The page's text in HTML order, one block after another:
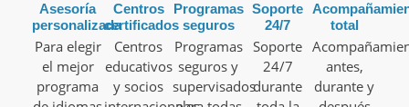
Asesoría
personalizada
Para elegir
el mejor
programa
Centros
certificados
Centros
educativos
y socios
Programas
seguros
Programas
seguros y
supervisados
Soporte
24/7
Soporte
24/7
durante
total
antes,
durante y